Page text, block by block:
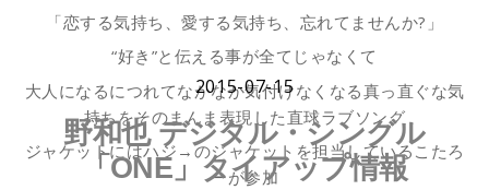
「恋する気持ち、愛する気持ち、忘れてませんか?」
“好き”と伝える事が全てじゃなくて
大人になるにつれてなかなか気付けなくなる真っ直ぐな気
持ちをそのまんま表現した直球ラブソング
ジャケットにはハジ→のジャケットを担当しているこたろ
ーが参加
2015-07-15
野和也 デジタル・シングル
「ONE」タイアップ情報